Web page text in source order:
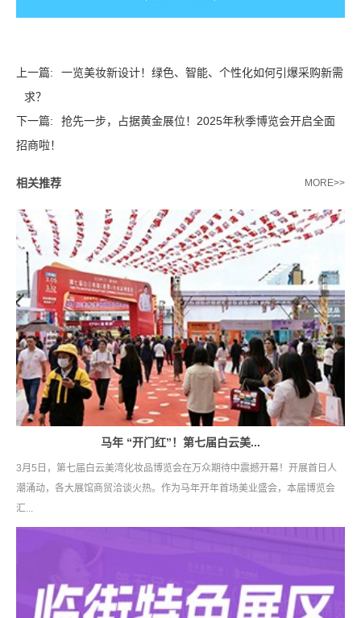
上一篇:
一览美妆新设计！绿色、智能、个性化如何引爆采购新需
求？
下一篇:
抢先一步，占据黄金展位！2025年秋季博览会开启全面
招商啦！
相关推荐 MORE>>
马年 “开门红”！第七届白云美...
3月5日，第七届白云美湾化妆品博览会在万众期待中震撼开幕！开展首日人
潮涌动，各大展馆商贸洽谈火热。作为马年开年首场美业盛会，本届博览会
汇...